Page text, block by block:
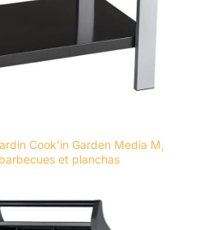
Cook’in Garden Media M,
et planchas